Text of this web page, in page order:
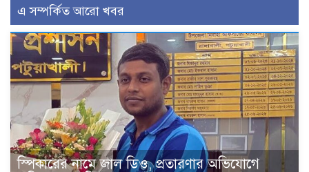
এ সম্পর্কিত আরো খবর
স্পিকারের নামে জাল ডিও, প্রতারণার অভিযোগে